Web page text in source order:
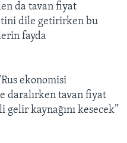
da tavan fiyat
dile getirirken bu
fayda
ekonomisi
daralırken tavan fiyat
gelir kaynağını kesecek”